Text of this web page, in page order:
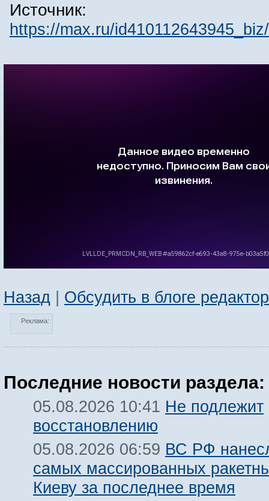
Источник:
https://max.ru/
Назад | Обсудить в блоге
Реклама:
Последние новости раздела:
05.08.2026 10:41 Не подлежит
восстановлению
05.08.2026 06:59 ВС РФ
самых массированных
Киеву за последнее время